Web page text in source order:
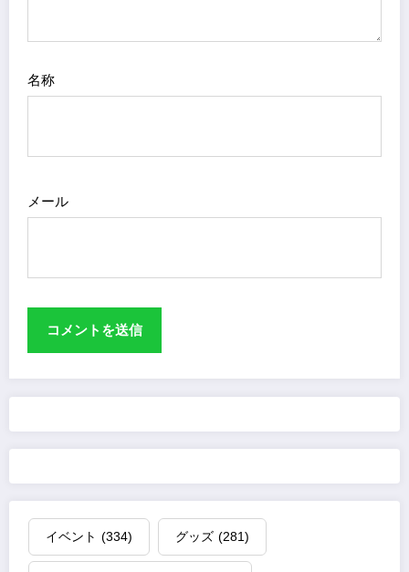
名称
メール
イベント (334) グッズ (281)